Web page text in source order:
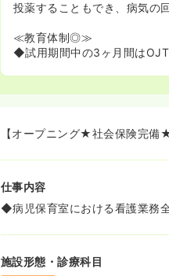
投薬することもでき、病気の
≪教育体制◎≫
◆試用期間中の3ヶ月間はOJT
【オープニング★社会保険完
仕事内容
◆病児保育室における看護業務
施設形態・診療科目